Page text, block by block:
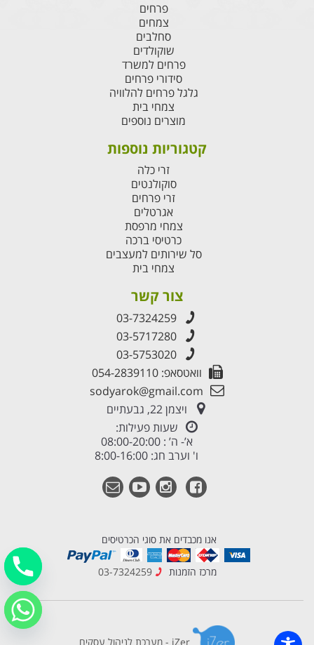
פרחים
צמחים
סחלבים
שוקולדים
פרחים למשרד
סידורי פרחים
גלגל פרחים להלוויה
צמחי בית
מוצרים נוספים
קטגוריות נוספות
זרי כלה
סוקולנטים
זרי פרחים
אגרטלים
צמחי מרפסת
כרטיסי ברכה
סל שירותים למעצבים
צמחי בית
צור קשר
03-7324259
03-5717280
03-5753020
וואטסאפ: 054-2839110
sodyarok@gmail.com
ויצמן 22, גבעתיים
שעות פעילות:
א’- ה’ : 08:00-20:00
ו' וערב חג: 8:00-16:00
אנו מכבדים את סוגי הכרטיסים
מרכז הזמנות 03-7324259
iZer - מערכת לניהול עסקים